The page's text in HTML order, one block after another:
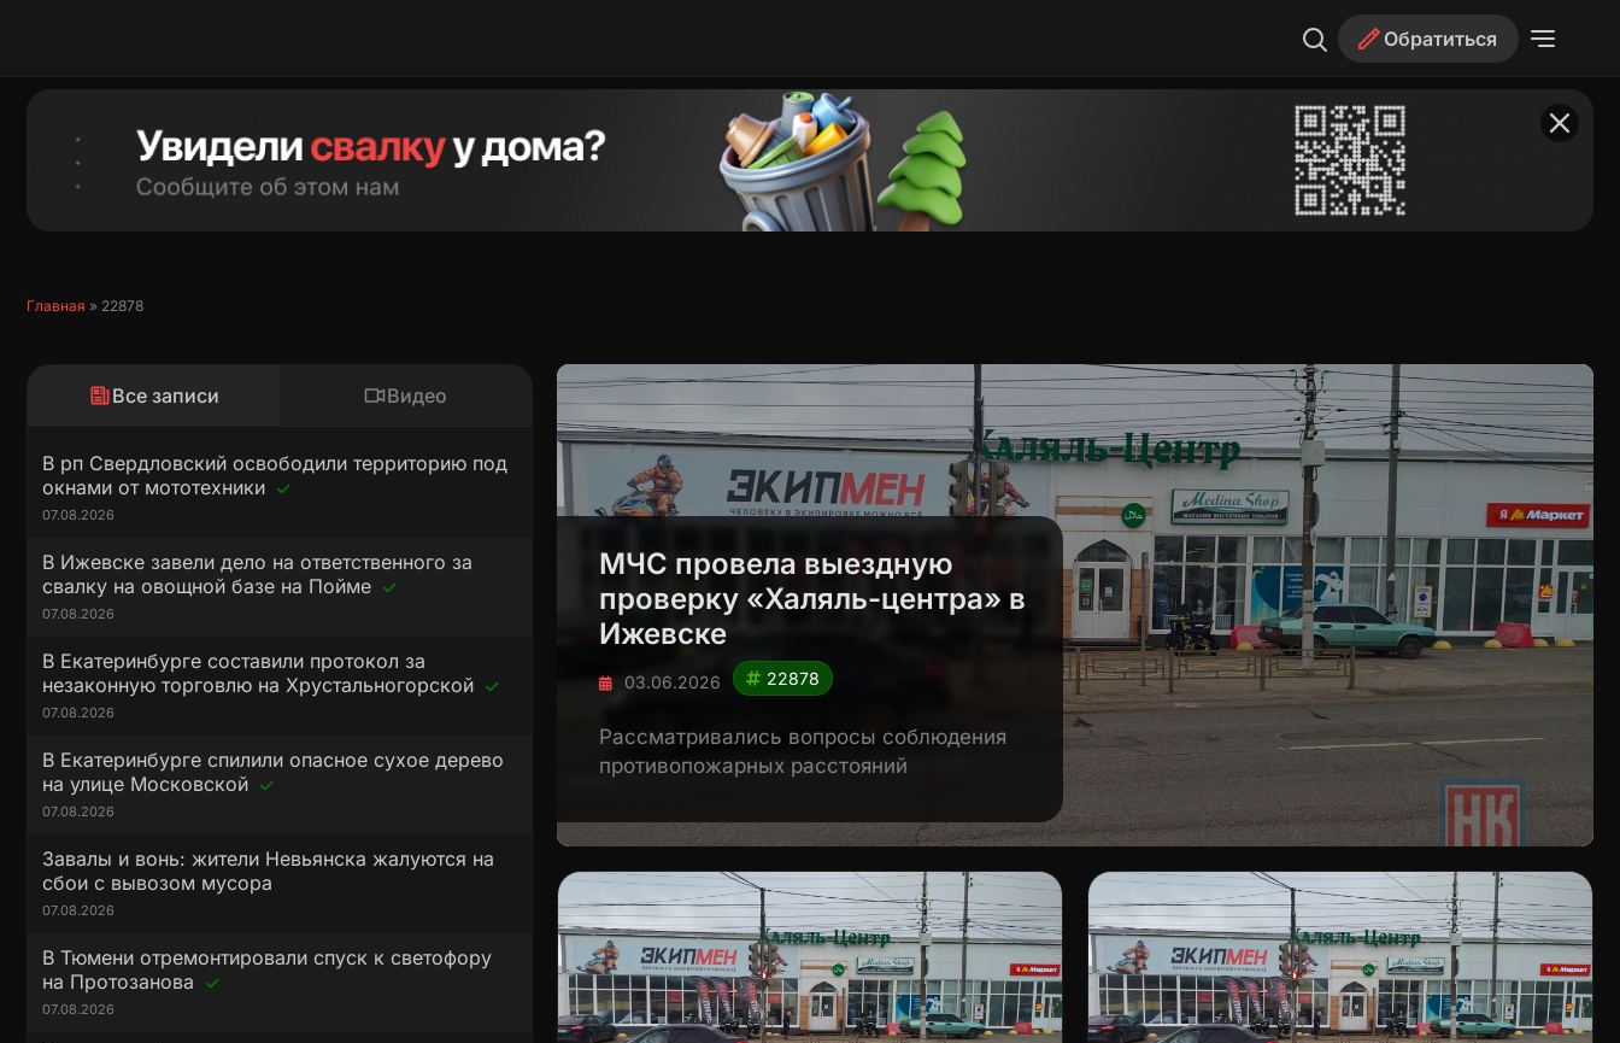
Обратиться
Главная » 22878
Все записи Видео
В рп Свердловский освободили территорию под
окнами от мототехники
07.08.2026
В Ижевске завели дело на ответственного за
свалку на овощной базе на Пойме
07.08.2026
В Екатеринбурге составили протокол за
незаконную торговлю на Хрустальногорской
07.08.2026
В Екатеринбурге спилили опасное сухое дерево
на улице Московской
07.08.2026
Завалы и вонь: жители Невьянска жалуются на
сбои с вывозом мусора
07.08.2026
В Тюмени отремонтировали спуск к светофору
на Протозанова
07.08.2026
МЧС провела выездную
проверку «Халяль-центра» в
Ижевске
03.06.2026 22878
Рассматривались вопросы соблюдения
противопожарных расстояний